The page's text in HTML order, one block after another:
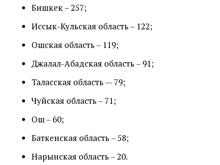
Бишкек – 257;
Иссык-Кульская область – 122;
Ошская область – 119;
Джалал-Абадская область – 91;
Таласская область — 79;
Чуйская область – 71;
Ош – 60;
Баткенская область – 58;
Нарынская область – 20.